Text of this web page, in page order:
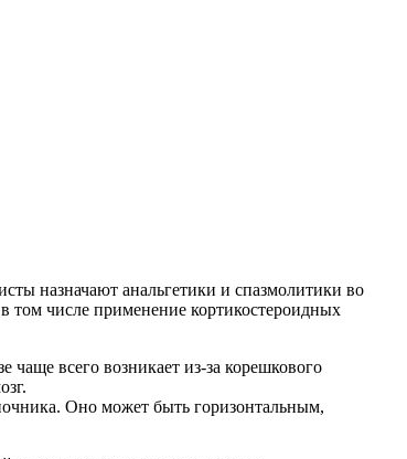
назначают анальгетики и спазмолитики во
том числе применение кортикостероидных
всего возникает из-за корешкового
Оно может быть горизонтальным,